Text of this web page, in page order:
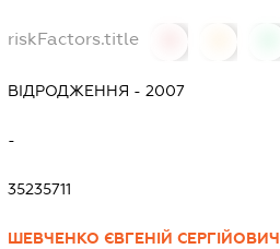
riskFactors.title
ВІДРОДЖЕННЯ - 2007
-
35235711
ШЕВЧЕНКО ЄВГЕНІЙ СЕРГІЙОВИЧ